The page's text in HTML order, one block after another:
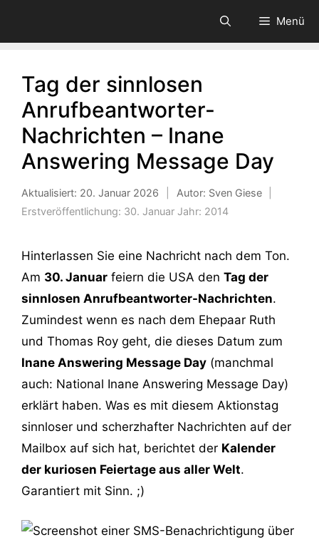
Menü
Tag der sinnlosen
Anrufbeantworter-
Nachrichten – Inane
Answering Message Day
Aktualisiert: 20. Januar 2026 Autor: Sven Giese
Erstveröffentlichung: 30. Januar Jahr: 2014
Hinterlassen Sie eine Nachricht nach dem Ton.
Am 30. Januar feiern die USA den Tag der
sinnlosen Anrufbeantworter-Nachrichten.
Zumindest wenn es nach dem Ehepaar Ruth
und Thomas Roy geht, die dieses Datum zum
Inane Answering Message Day (manchmal
auch: National Inane Answering Message Day)
erklärt haben. Was es mit diesem Aktionstag
sinnloser und scherzhafter Nachrichten auf der
Mailbox auf sich hat, berichtet der Kalender
der kuriosen Feiertage aus aller Welt.
Garantiert mit Sinn. ;)